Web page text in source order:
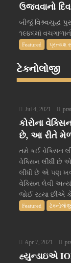
ઉજવવાનો
બીજું વિશ્ર્વયુદ્ધ
૧૯૪૬માં
Featured પ્રત્યક્ષ
ટેક્નોલોજી
Jul 4, 2021
કોરોના
છે, આ રીતે
તમે કઈ વેક્સિન
વેક્સિન લીધી છે
લીધી છે એ પણ
વેક્સિન લેવી
જોઈ રહ્યા છીએ કે
Featured
Apr 7, 2021
હ્યુન્ડાઇએ